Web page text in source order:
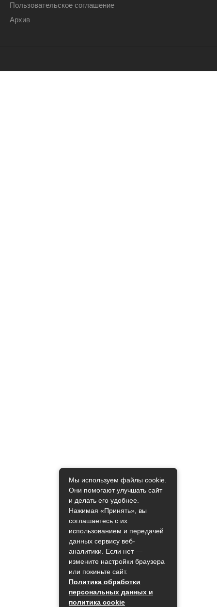
Пользовательское соглашение
Архив
Мы используем файлы cookie.
Они помогают улучшать сайт
и делать его удобнее.
Нажимая «Принять», вы
соглашаетесь с их
использованием и передачей
данных сервису веб-
аналитики. Если нет —
измените настройки браузера
или покиньте сайт.
Политика обработки
персональных данных и
политика cookie